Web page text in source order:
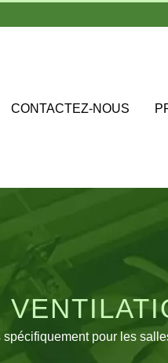
CONTACTEZ-NOUS
DE
pour les